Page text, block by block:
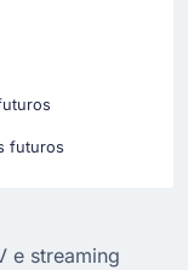
futuros
e streaming